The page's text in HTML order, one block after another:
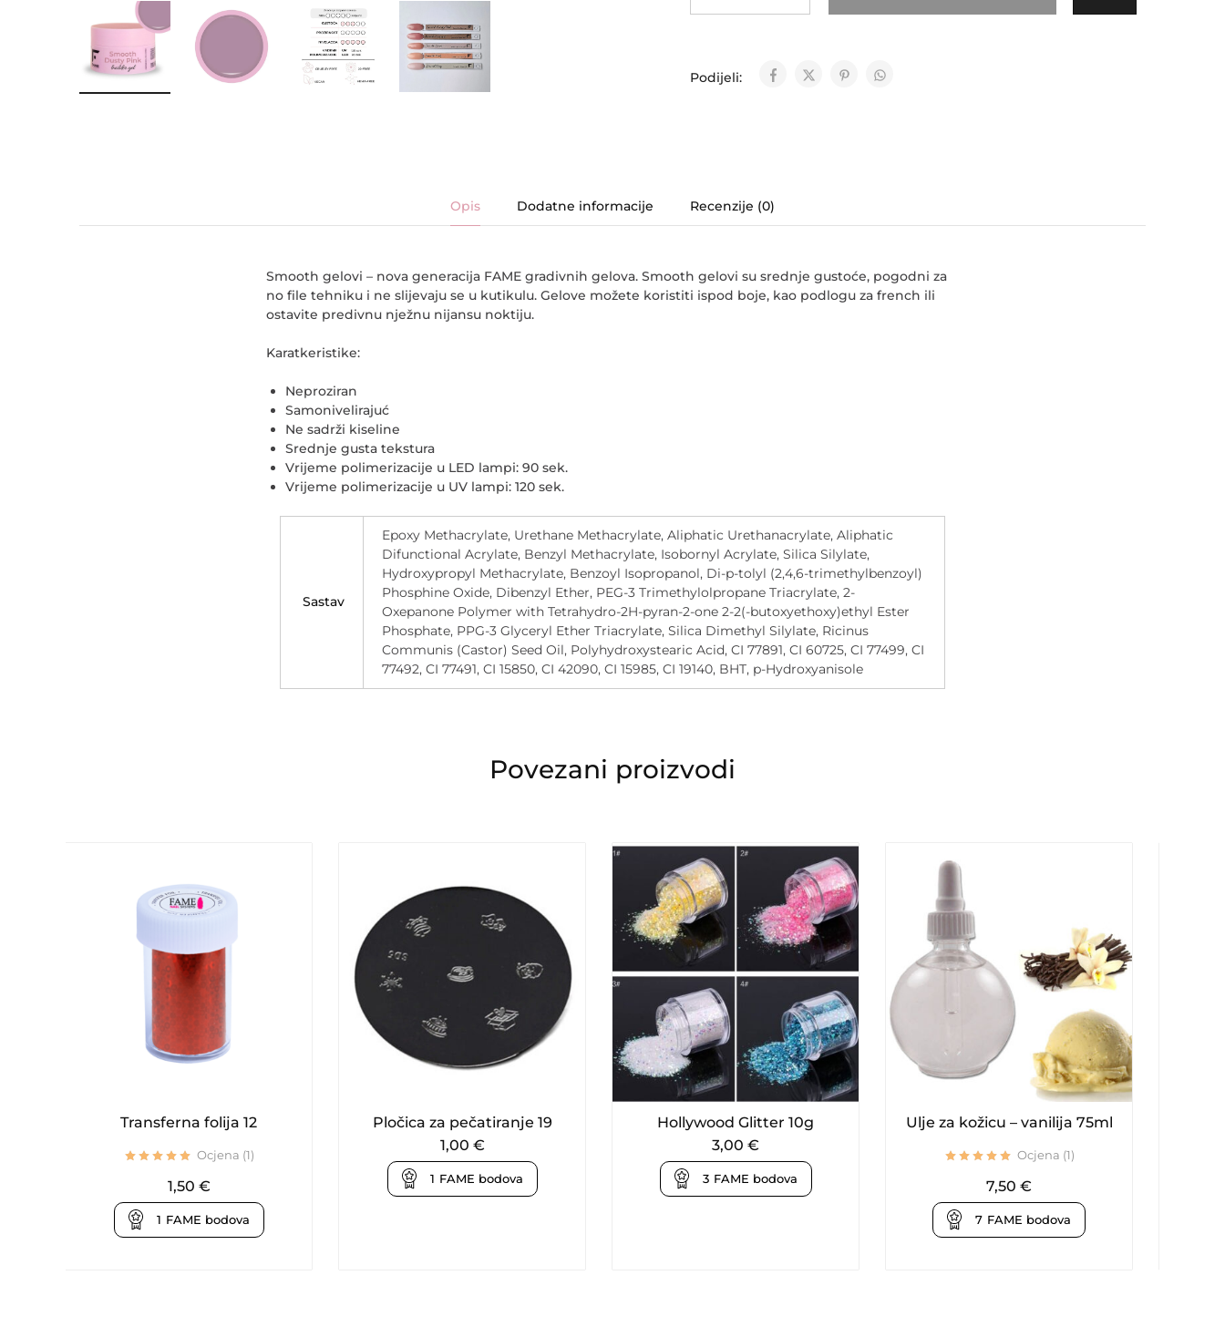
Podijeli:
Opis Dodatne informacije Recenzije (0)
Smooth gelovi – nova generacija FAME gradivnih gelova. Smooth gelovi su srednje gustoće, pogodni za
no file tehniku i ne slijevaju se u kutikulu. Gelove možete koristiti ispod boje, kao podlogu za french ili
ostavite predivnu nježnu nijansu noktiju.
Karatkeristike:
Neproziran
Samonivelirajuć
Ne sadrži kiseline
Srednje gusta tekstura
Vrijeme polimerizacije u LED lampi: 90 sek.
Vrijeme polimerizacije u UV lampi: 120 sek.
Sastav
Epoxy Methacrylate, Urethane Methacrylate, Aliphatic Urethanacrylate, Aliphatic
Difunctional Acrylate, Benzyl Methacrylate, Isobornyl Acrylate, Silica Silylate,
Hydroxypropyl Methacrylate, Benzoyl Isopropanol, Di-p-tolyl (2,4,6-trimethylbenzoyl)
Phosphine Oxide, Dibenzyl Ether, PEG-3 Trimethylolpropane Triacrylate, 2-
Oxepanone Polymer with Tetrahydro-2H-pyran-2-one 2-2(-butoxyethoxy)ethyl Ester
Phosphate, PPG-3 Glyceryl Ether Triacrylate, Silica Dimethyl Silylate, Ricinus
Communis (Castor) Seed Oil, Polyhydroxystearic Acid, CI 77891, CI 60725, CI 77499, CI
77492, CI 77491, CI 15850, CI 42090, CI 15985, CI 19140, BHT, p-Hydroxyanisole
Povezani proizvodi
Transferna folija 12
Ocjena (1)
1,50 €
1 FAME bodova
Pločica za pečatiranje 19
1,00 €
1 FAME bodova
Hollywood Glitter 10g
3,00 €
3 FAME bodova
Ulje za kožicu – vanilija 75ml
Ocjena (1)
7,50 €
7 FAME bodova